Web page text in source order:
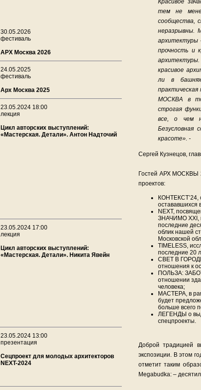
30.05.2026
фестиваль
АРХ Москва 2026
24.05.2025
фестиваль
Арх Москва 2025
23.05.2024 18:00
лекция
Цикл авторских выступлений:
«Мастерская. Детали». Антон Надточий
23.05.2024 17:00
лекция
Цикл авторских выступлений:
«Мастерская. Детали». Никита Явейн
23.05.2024 13:00
презентация
Сецпроект для молодых архитекторов
NEXT-2024
Красивое
тем не
сообщества,
неразрывны.
архитектуры
прочность и
красивое
ли в
МОСКВА в
строгая
все, о чем
Безусловная
красоте». -
Сергей Кузнецов,
Гостей АРХ МОСКВЫ
проектов:
КОНТЕКСТ’24,
остававшихся
NEXT,
ЗНАЧИМО XXI,
последние
облик нашей
Московской
TIMELESS,
последние 20
СВЕТ В
отношения к
ПОЛЬЗА:
отношении
человека;
МАСТЕРА, в
будет
больше всего
ЛЕГЕНДЫ о
спецпроекты.
Доброй традицией
экспозиции. В этом
отметит таким
Megabudka: –